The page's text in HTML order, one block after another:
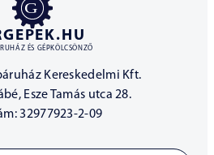
ÉS GÉPKÖLCSÖNZŐ
Kereskedelmi Kft.
Esze Tamás utca 28.
32977923-2-09